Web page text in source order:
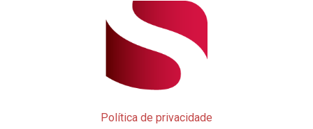
Política de privacidade